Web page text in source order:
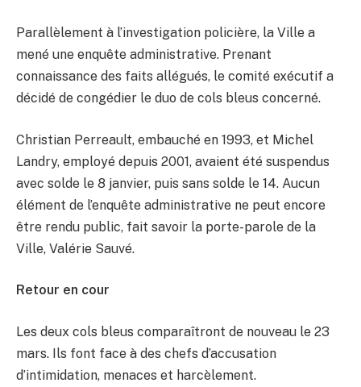
Parallèlement à l’investigation policière, la Ville a
mené une enquête administrative. Prenant
connaissance des faits allégués, le comité exécutif a
décidé de congédier le duo de cols bleus concerné.
Christian Perreault, embauché en 1993, et Michel
Landry, employé depuis 2001, avaient été suspendus
avec solde le 8 janvier, puis sans solde le 14. Aucun
élément de l’enquête administrative ne peut encore
être rendu public, fait savoir la porte-parole de la
Ville, Valérie Sauvé.
Retour en cour
Les deux cols bleus comparaîtront de nouveau le 23
mars. Ils font face à des chefs d’accusation
d’intimidation, menaces et harcèlement.